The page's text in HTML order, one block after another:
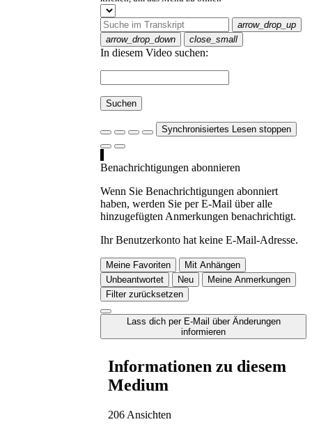
arrow_drop_up
arrow_drop_down
close_small
In diesem Video suchen:
Suchen
Synchronisiertes Lesen stoppen
Benachrichtigungen abonnieren
Wenn Sie Benachrichtigungen abonniert
haben, werden Sie per E-Mail über alle
hinzugefügten Anmerkungen benachrichtigt.
Ihr Benutzerkonto hat keine E-Mail-Adresse.
Meine Favoriten
Mit Anhängen
Unbeantwortet
Neu
Meine Anmerkungen
Filter zurücksetzen
Lass dich per E-Mail über Änderungen
informieren
Informationen zu diesem
Medium
206 Ansichten